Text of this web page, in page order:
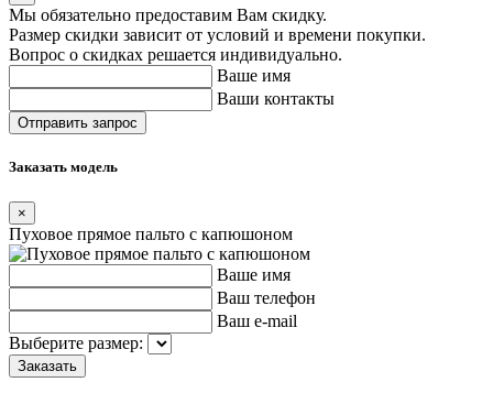
Мы обязательно предоставим Вам скидку.
Размер скидки зависит от условий и времени покупки.
Вопрос о скидках решается индивидуально.
Ваше имя
Ваши контакты
Заказать модель
×
Пуховое прямое пальто с капюшоном
Ваше имя
Ваш телефон
Ваш e-mail
Выберите размер: